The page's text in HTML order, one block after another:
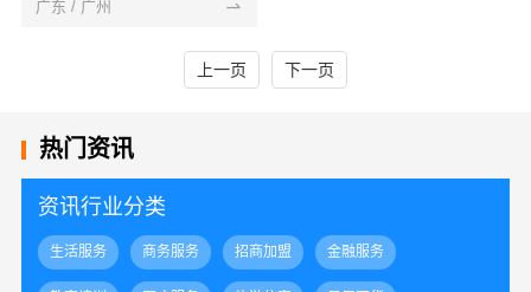
广东 / 广州
上一页 下一页
热门资讯
资讯行业分类
生活服务 商务服务 招商加盟 金融服务